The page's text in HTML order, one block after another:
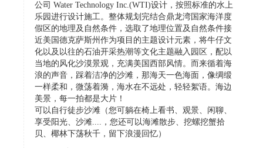
公司 Water Technology Inc.(WTI)设计，按照标准的水上
乐园进行设计施工。整体规划完结合鼎龙湾国家海洋度
假区的地理及自然条件，选取了地理位置及自然条件接
近美国德克萨斯州作为项目的主题设计元素，将牛仔文
化以及以往的石油开采热潮等文化主题融入园区，配以
当地的风化沙漠景观，充满美国西部风情。而来循着海
浪的声音，踩着洁净的沙滩，那海天一色海面，像绸缎
一样柔和，微荡着漪，海水在不远处，轻轻絮语。海边
美景，每一拍都是大片！
可以自行徒步沙滩（您可躺在椅上看书、观景、闲聊、
享受阳光、沙滩....，您还可以海滩散步、挖螺挖蟹拾
贝、椰林下荡秋千，留下浪漫回忆）